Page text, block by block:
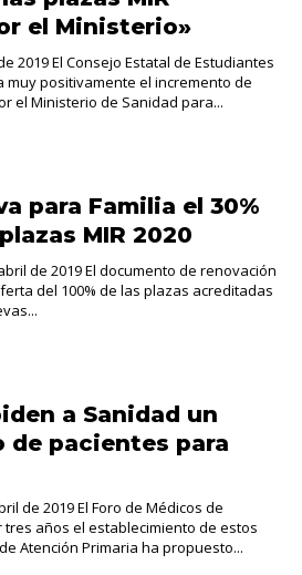
el Ministerio»
2019 El Consejo Estatal de Estudiantes
muy positivamente el incremento de
el Ministerio de Sanidad para...
para Familia el 30%
MIR 2020
de 2019 El documento de renovación
del 100% de las plazas acreditadas
a Sanidad un
de pacientes para
de 2019 El Foro de Médicos de
años el establecimiento de estos
Atención Primaria ha propuesto...